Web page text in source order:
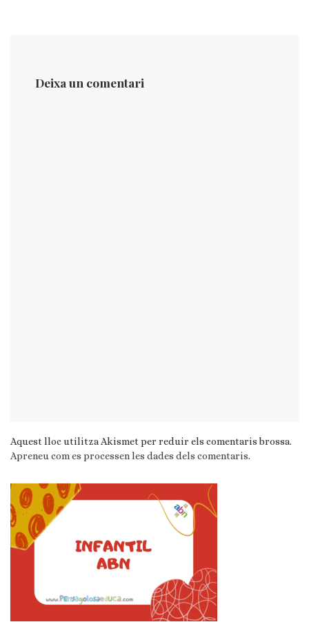
Deixa un comentari
Aquest lloc utilitza Akismet per reduir els comentaris brossa.
Apreneu com es processen les dades dels comentaris.